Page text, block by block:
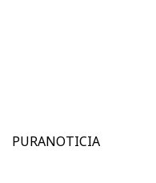
PURANOTICIA